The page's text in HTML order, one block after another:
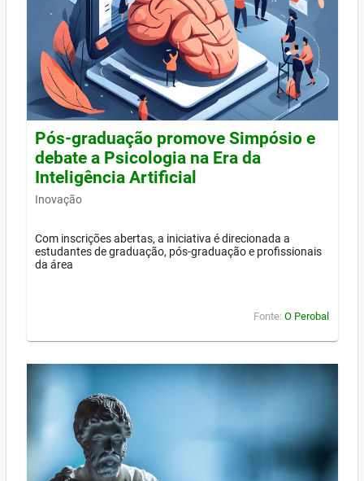
Pós-graduação promove Simpósio e
debate a Psicologia na Era da
Inteligência Artificial
Inovação
Com inscrições abertas, a iniciativa é direcionada a
estudantes de graduação, pós-graduação e profissionais
da área
Fonte: O Perobal